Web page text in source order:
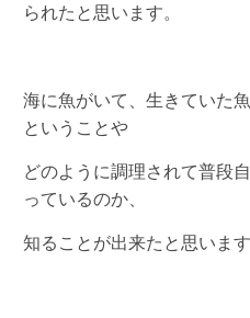
られたと思います。
海に魚がいて、生きていた
ということや
どのように調理されて普段
っているのか、
知ることが出来たと思います